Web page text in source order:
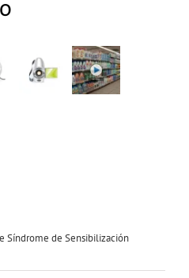
Síndrome de Sensibilización